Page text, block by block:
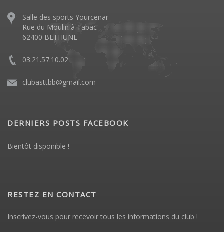
Salle des sports Yourcenar
Rue du Moulin à Tabac
62400 BETHUNE
03.21.57.10.02
clubasttbb@gmail.com
DERNIERS POSTS FACEBOOK
Bientôt disponible !
RESTEZ EN CONTACT
Inscrivez-vous pour recevoir tous les informations du club !